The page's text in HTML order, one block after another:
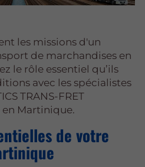
les missions d'un
de marchandises en
le rôle essentiel qu’ils
avec les spécialistes
TRANS-FRET
en Martinique.
de votre